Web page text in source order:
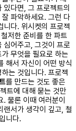
다면, 그 프로젝트의
잘 파악하세요. 그런 다
니다. 위시켓의 프로젝
저한 준비를 한 파트
심어주고, 그것이 프로
무엇을 필요로 하는
해서 자신이 어떤 방식
는 것입니다. 프로젝
를 만드는 것도 좋은
트에 대해 묻는 것만
물론 이때 여러분이
랜서가 생각이 깊고, 철
니다.